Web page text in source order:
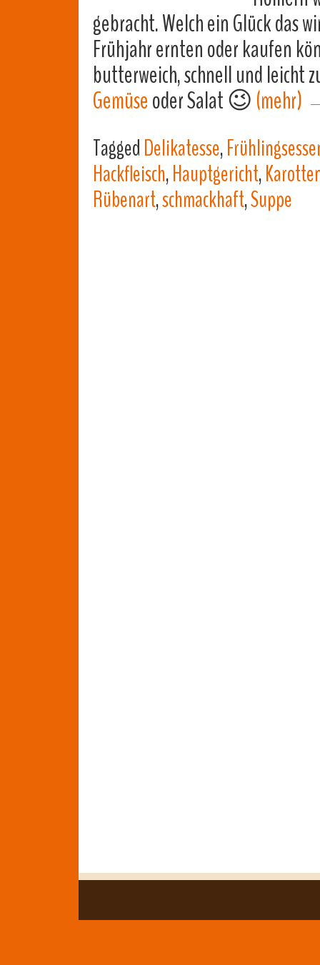
gebracht. Welch ein Glück das
Frühjahr ernten oder kaufen
butterweich, schnell und leicht
Gemüseoder Salat 😉 (mehr)
TaggedDelikatesse,
Hackfleisch,Hauptgericht,
Rübenart,schmackhaft,Suppe